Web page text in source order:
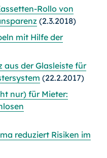
Rollo von
(2.3.2018)
mit Hilfe der
aus der Glasleiste für
(22.2.2017)
nur) für Mieter:
reduziert Risiken im